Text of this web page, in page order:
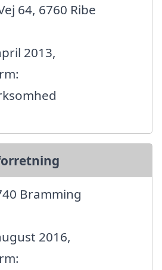
64, 6760 Ribe
2013,
Bramming
2016,